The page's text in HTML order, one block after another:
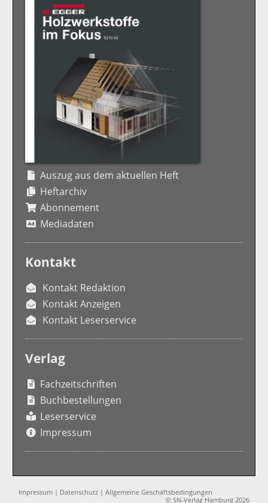
Auszug aus dem aktuellen Heft
Heftarchiv
Abonnement
Mediadaten
Kontakt
Kontakt Redaktion
Kontakt Anzeigen
Kontakt Leserservice
Verlag
Fachzeitschriften
Buchbestellungen
Leserservice
Impressum
Impressum | Datenschutz |Allgemeine Geschäftsbedingungen
© SN-Verlag Hamburg 2026